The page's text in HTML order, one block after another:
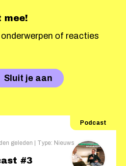
mee!
of reacties
Sluit je aan
Podcast
geleden | Type: Nieuws
#3